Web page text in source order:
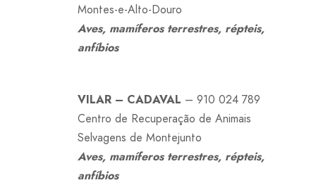
Montes-e-Alto-Douro
Aves, mamíferos terrestres, répteis,
anfíbios
VILAR – CADAVAL – 910 024 789
Centro de Recuperação de Animais
Selvagens de Montejunto
Aves, mamíferos terrestres, répteis,
anfíbios